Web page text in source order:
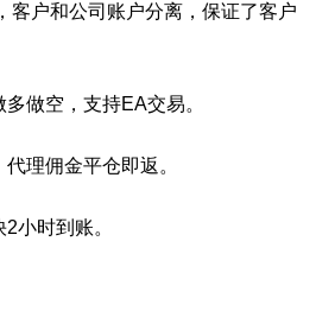
客户和公司账户分离，保证了客户
做空，支持EA交易。
理佣金平仓即返。
小时到账。